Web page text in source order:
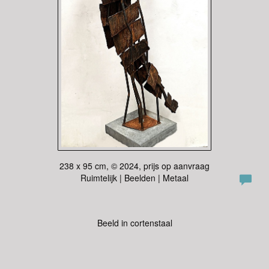
238 x 95 cm, © 2024, prijs op aanvraag
Ruimtelijk | Beelden | Metaal
Beeld in cortenstaal